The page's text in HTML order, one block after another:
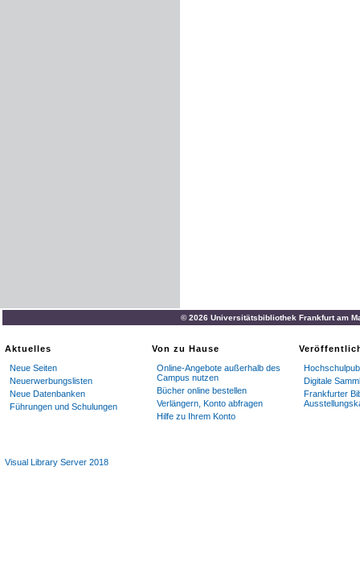
© 2026 Universitätsbibliothek Frankfurt am
Aktuelles
Neue Seiten
Neuerwerbungslisten
Neue Datenbanken
Führungen und Schulungen
Von zu Hause
Online-Angebote außerhalb des
Campus nutzen
Bücher online bestellen
Verlängern, Konto abfragen
Hilfe zu Ihrem Konto
Digitale
Frankfurter
Visual Library Server 2018